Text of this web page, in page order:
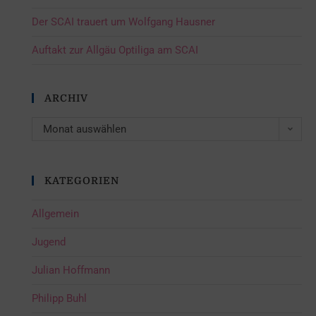
Der SCAI trauert um Wolfgang Hausner
Auftakt zur Allgäu Optiliga am SCAI
ARCHIV
Monat auswählen
KATEGORIEN
Allgemein
Jugend
Julian Hoffmann
Philipp Buhl